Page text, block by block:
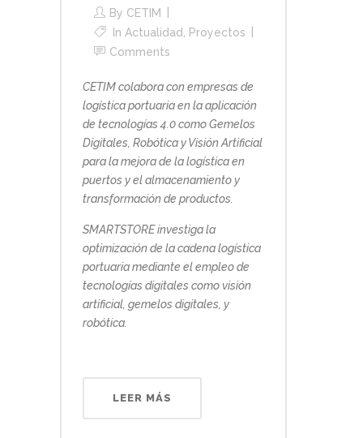
By CETIM
In Actualidad, Proyectos
Comments
CETIM colabora con empresas de
logística portuaria en la aplicación
de tecnologías 4.0 como Gemelos
Digitales, Robótica y Visión Artificial
para la mejora de la logística en
puertos y el almacenamiento y
transformación de productos.
SMARTSTORE investiga la
optimización de la cadena logística
portuaria mediante el empleo de
tecnologías digitales como visión
artificial, gemelos digitales, y
robótica.
LEER MÁS